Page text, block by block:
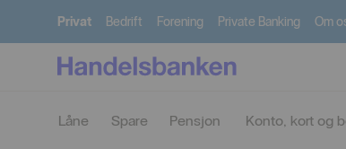
Privat Bedrift Forening Private Banking Om
Låne Spare Pensjon Konto, kort og